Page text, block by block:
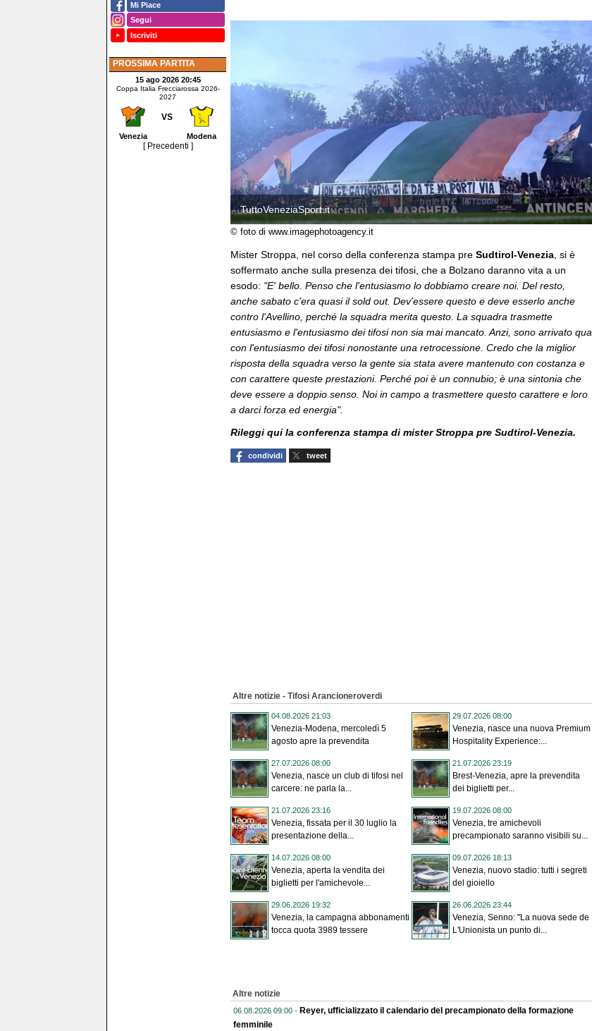
Mi Piace
Segui
Iscriviti
PROSSIMA PARTITA
15 ago 2026 20:45
Coppa Italia Frecciarossa 2026-
2027
VS
Venezia Modena
[ Precedenti ]
TuttoVeneziaSport.it
© foto di www.imagephotoagency.it
Mister Stroppa, nel corso della conferenza stampa pre Sudtirol-Venezia , si è
soffermato anche sulla presenza dei tifosi, che a Bolzano daranno vita a un
esodo: "E' bello. Penso che l'entusiasmo lo dobbiamo creare noi. Del resto,
anche sabato c'era quasi il sold out. Dev'essere questo e deve esserlo anche
contro l'Avellino, perché la squadra merita questo. La squadra trasmette
entusiasmo e l'entusiasmo dei tifosi non sia mai mancato. Anzi, sono arrivato qua
con l'entusiasmo dei tifosi nonostante una retrocessione. Credo che la miglior
risposta della squadra verso la gente sia stata avere mantenuto con costanza e
con carattere queste prestazioni. Perché poi è un connubio; è una sintonia che
deve essere a doppio senso. Noi in campo a trasmettere questo carattere e loro
a darci forza ed energia".
Rileggi qui la conferenza stampa di mister Stroppa pre Sudtirol-Venezia.
condividi tweet
Altre notizie - Tifosi Arancioneroverdi
04.08.2026 21:03
Venezia-Modena, mercoledì 5
agosto apre la prevendita
29.07.2026 08:00
Venezia, nasce una nuova Premium
Hospitality Experience:...
27.07.2026 08:00
Venezia, nasce un club di tifosi nel
carcere: ne parla la...
21.07.2026 23:19
Brest-Venezia, apre la prevendita
dei biglietti per...
21.07.2026 23:16
Venezia, fissata per il 30 luglio la
presentazione della...
19.07.2026 08:00
Venezia, tre amichevoli
precampionato saranno visibili su...
14.07.2026 08:00
Venezia, aperta la vendita dei
biglietti per l'amichevole...
09.07.2026 18:13
Venezia, nuovo stadio: tutti i segreti
del gioiello
29.06.2026 19:32
Venezia, la campagna abbonamenti
tocca quota 3989 tessere
26.06.2026 23:44
Venezia, Senno: "La nuova sede de
L'Unionista un punto di...
Altre notizie
06.08.2026 09:00 - Reyer, ufficializzato il calendario del precampionato della formazione
femminile